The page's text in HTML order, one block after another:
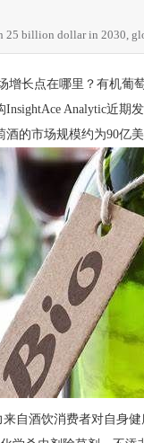
25 billion dollar in 2030,
长点在哪里？有机葡
Analytic近期
酒的市场规模约为90亿
酒饮消费者对自身健